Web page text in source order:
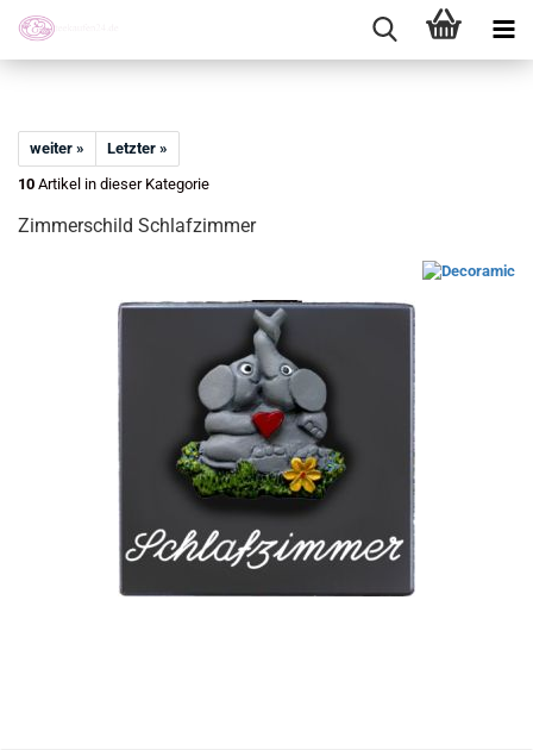
weiter »
Letzter »
10 Artikel in dieser Kategorie
Zimmerschild Schlafzimmer